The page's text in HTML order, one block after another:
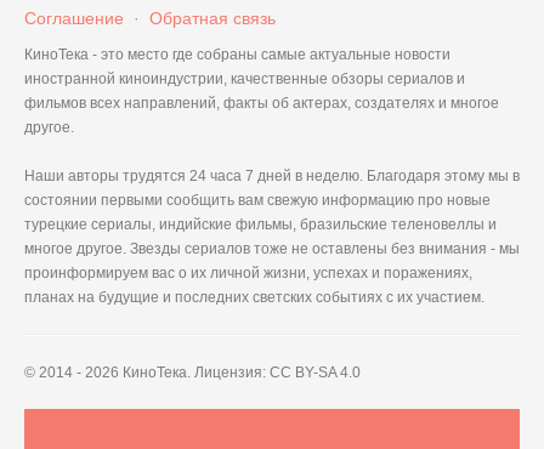
Соглашение · Обратная связь
КиноТека - это место где собраны самые актуальные новости
иностранной киноиндустрии, качественные обзоры сериалов и
фильмов всех направлений, факты об актерах, создателях и многое
другое.
Наши авторы трудятся 24 часа 7 дней в неделю. Благодаря этому мы в
состоянии первыми сообщить вам свежую информацию про новые
турецкие сериалы, индийские фильмы, бразильские теленовеллы и
многое другое. Звезды сериалов тоже не оставлены без внимания - мы
проинформируем вас о их личной жизни, успехах и поражениях,
планах на будущие и последних светских событиях с их участием.
© 2014 - 2026 КиноТека. Лицензия: CC BY-SA 4.0